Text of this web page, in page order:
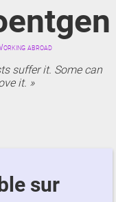
abroad
suffer it. Some can
it.